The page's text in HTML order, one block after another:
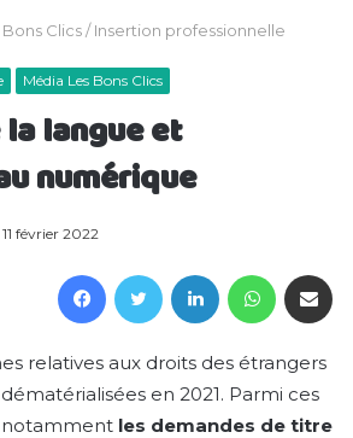
Clics/ Insertion professionnelle
Média Les Bons Clics
langue et
numérique
11 février 2022
FacebookTwitter Linkedin
relatives aux droits des étrangers
en 2021. Parmi ces
les demandes de titre